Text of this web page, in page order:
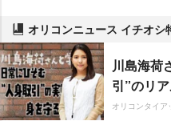
オリコンニュース イチオシ
川島海荷
引”のリ
オリコンタイア